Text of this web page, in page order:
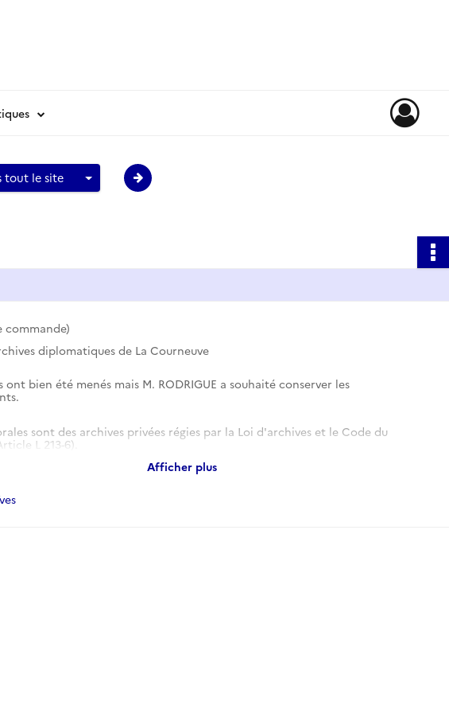
tout le site
commande)
diplomatiques de La Courneuve
ont bien été menés mais M. RODRIGUE a souhaité conserver les
sont des archives privées régies par la Loi d'archives et le Code du
L 213-6).
de l'esprit, elles sont également soumises à la législation sur le droit
à l'autorisation du témoin auteur ou des ayants-droit selon l'article L122-5 du
intellectuelle (Loi 2006-961 du 1er
Afficher plus